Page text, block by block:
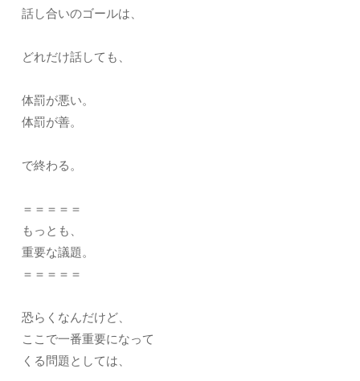
話し合いのゴールは、
どれだけ話しても、
体罰が悪い。
体罰が善。
で終わる。
＝＝＝＝＝
もっとも、
重要な議題。
＝＝＝＝＝
恐らくなんだけど、
ここで一番重要になって
くる問題としては、